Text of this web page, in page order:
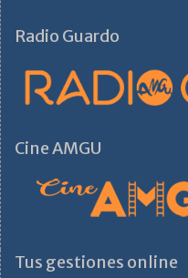
Radio Guardo
Cine AMGU
Tus gestiones online